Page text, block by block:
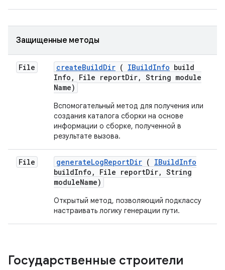
Защищенные методы
File createBuildDir ( IBuildInfo build
Info , File reportDir, String module
Name)
Вспомогательный метод для получения или
создания каталога сборки на основе
информации о сборке, полученной в
результате вызова.
File generateLogReportDir ( IBuildInfo
buildInfo , File reportDir, String
moduleName)
Открытый метод, позволяющий подклассу
настраивать логику генерации пути.
Государственные строители